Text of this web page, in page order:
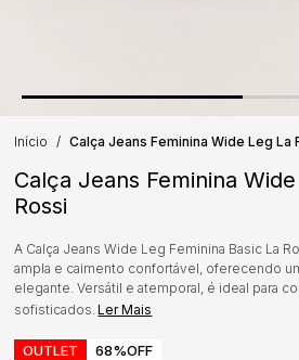
Início Calça Jeans Feminina Wide Leg La
Calça Jeans Feminina
Rossi
A Calça Jeans Wide Leg Feminina Basic La
ampla e caimento confortável, oferecendo
elegante. Versátil e atemporal, é ideal para
sofisticados.Ler Mais
OUTLET 68%OFF